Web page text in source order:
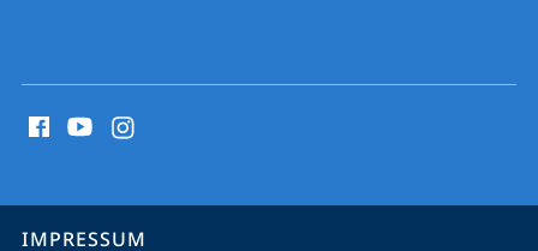
Media
Service-
IMPRESSUM